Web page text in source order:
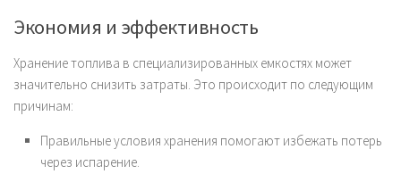
Экономия и эффективность
Хранение топлива в специализированных емкостях может
значительно снизить затраты. Это происходит по следующим
причинам:
Правильные условия хранения помогают избежать потерь
через испарение.